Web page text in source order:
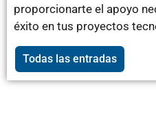
proporcionarte el apoyo
éxito en tus proyectos
Todas las entradas